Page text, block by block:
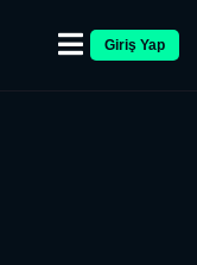
Giriş Yap